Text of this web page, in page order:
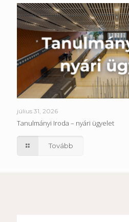
július 31, 2026
Tanulmányi Iroda – nyári ügyelet
Tovább